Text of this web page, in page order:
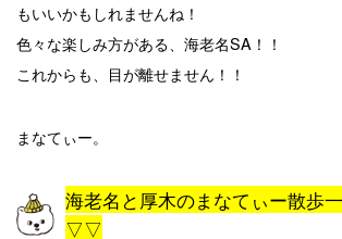
もいいかもしれませんね！
色々な楽しみ方がある、海老名SA！！
これからも、目が離せません！！
まなてぃー。
海老名と厚木のまなてぃー散歩
▽▽